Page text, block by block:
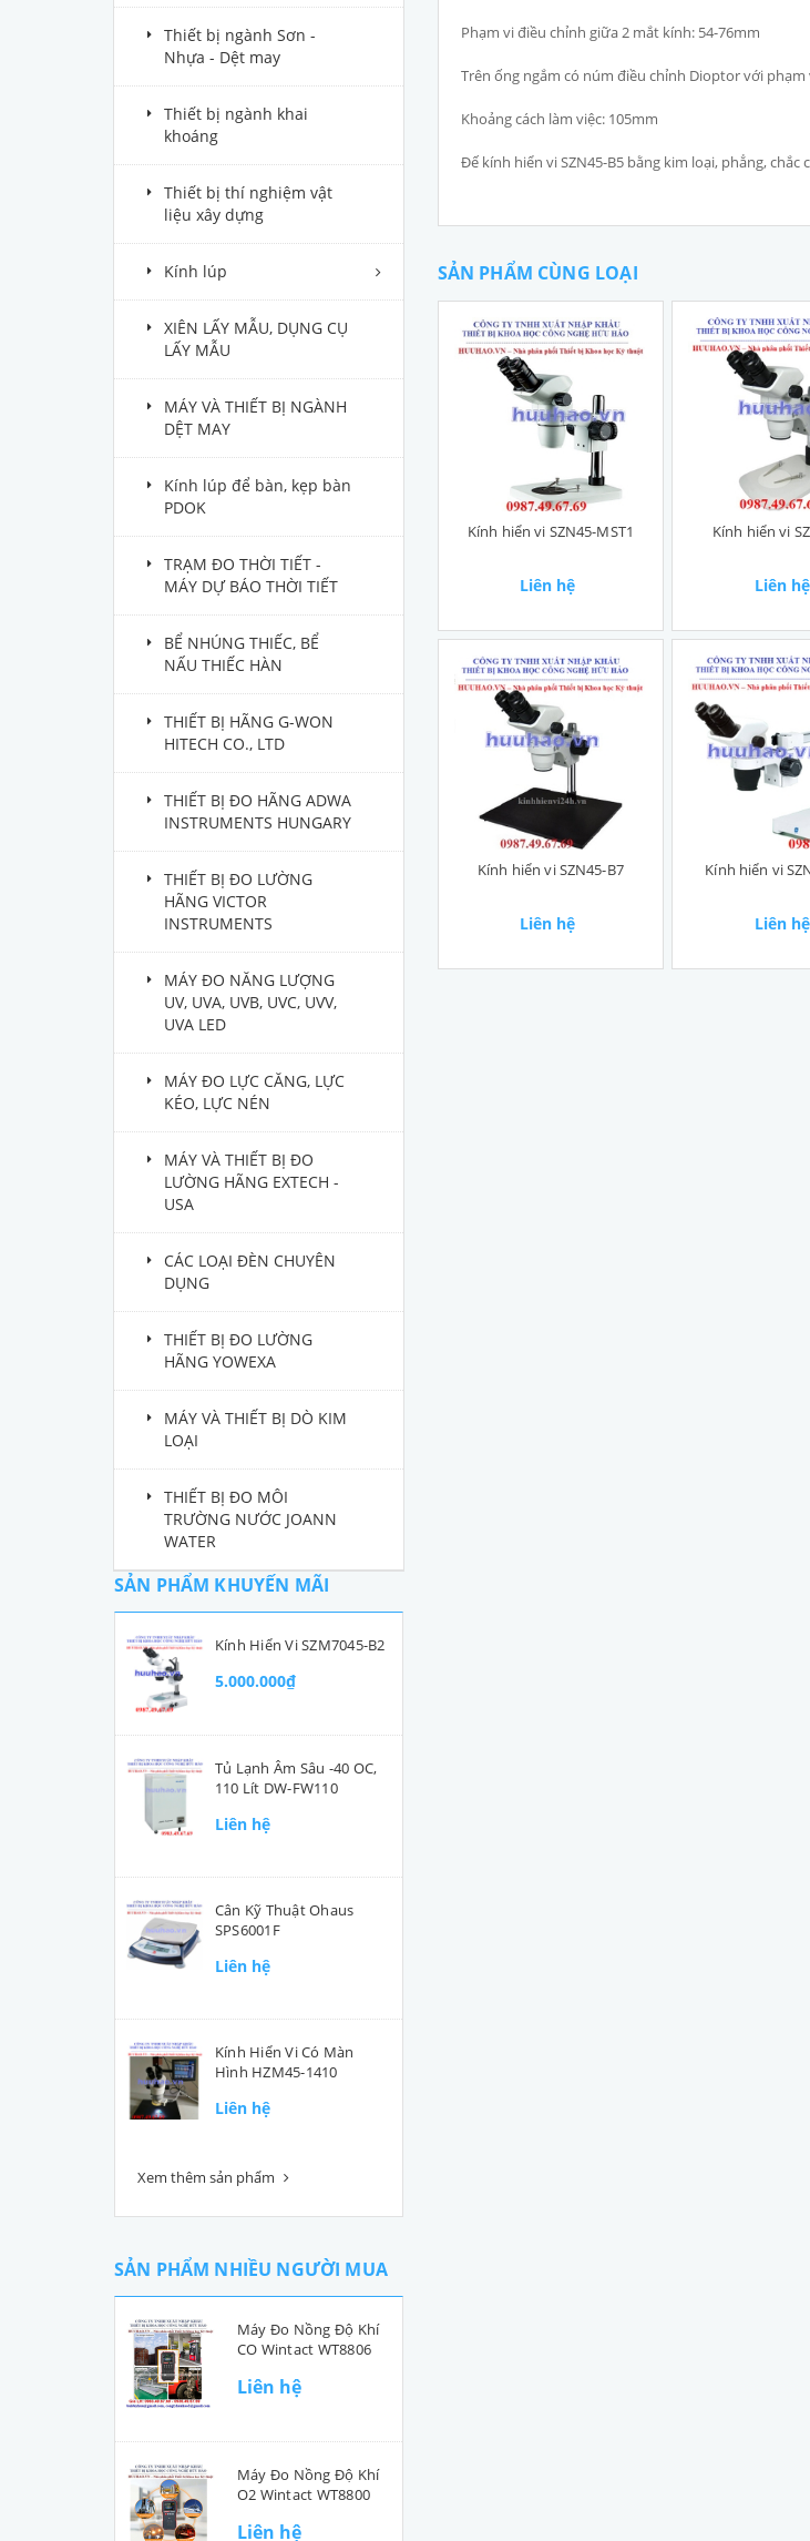
Thiết bị ngành Sơn -
Nhựa - Dệt may
Thiết bị ngành khai
khoáng
Thiết bị thí nghiệm vật
liệu xây dựng
Kính lúp
XIÊN LẤY MẪU, DỤNG CỤ
LẤY MẪU
MÁY VÀ THIẾT BỊ NGÀNH
DỆT MAY
Kính lúp để bàn, kẹp bàn
PDOK
TRẠM ĐO THỜI TIẾT -
MÁY DỰ BÁO THỜI TIẾT
BỂ NHÚNG THIẾC, BỂ
NẤU THIẾC HÀN
THIẾT BỊ HÃNG G-WON
HITECH CO., LTD
THIẾT BỊ ĐO HÃNG ADWA
INSTRUMENTS HUNGARY
THIẾT BỊ ĐO LƯỜNG
HÃNG VICTOR
INSTRUMENTS
MÁY ĐO NĂNG LƯỢNG
UV, UVA, UVB, UVC, UVV,
UVA LED
MÁY ĐO LỰC CĂNG, LỰC
KÉO, LỰC NÉN
MÁY VÀ THIẾT BỊ ĐO
LƯỜNG HÃNG EXTECH -
USA
CÁC LOẠI ĐÈN CHUYÊN
DỤNG
THIẾT BỊ ĐO LƯỜNG
HÃNG YOWEXA
MÁY VÀ THIẾT BỊ DÒ KIM
LOẠI
THIẾT BỊ ĐO MÔI
TRƯỜNG NƯỚC JOANN
WATER
SẢN PHẨM KHUYẾN MÃI
Kính Hiển Vi SZM7045-B2
5.000.000₫
Tủ Lạnh Âm Sâu -40 OC,
110 Lít DW-FW110
Liên hệ
Cân Kỹ Thuật Ohaus
SPS6001F
Liên hệ
Kính Hiển Vi Có Màn
Hình HZM45-1410
Liên hệ
Xem thêm sản phẩm
SẢN PHẨM NHIỀU NGƯỜI MUA
Máy Đo Nồng Độ Khí
CO Wintact WT8806
Liên hệ
Máy Đo Nồng Độ Khí
O2 Wintact WT8800
Liên hệ
Phạm vi điều chỉnh giữa 2 mắt kính: 54-76mm
Trên ống ngắm có núm điều chỉnh Dioptor với phạm
Khoảng cách làm việc: 105mm
Đế kính hiển vi SZN45-B5 bằng kim loại, phẳng,
SẢN PHẨM CÙNG LOẠI
Kính hiển vi SZN45-MST1
Liên hệ
Kính hiển vi
Liên hệ
Kính hiển vi SZN45-B7
Liên hệ
Kính hiển vi
Liên hệ